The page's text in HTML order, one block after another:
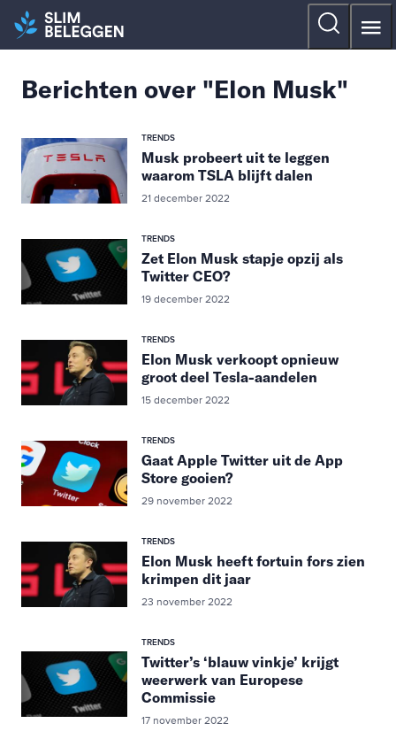
Berichten over "Elon Musk"
TRENDS
Musk probeert uit te leggen
waarom TSLA blijft dalen
21 december 2022
TRENDS
Zet Elon Musk stapje opzij als
Twitter CEO?
19 december 2022
TRENDS
Elon Musk verkoopt opnieuw
groot deel Tesla-aandelen
15 december 2022
TRENDS
Gaat Apple Twitter uit de App
Store gooien?
29 november 2022
TRENDS
Elon Musk heeft fortuin fors zien
krimpen dit jaar
23 november 2022
TRENDS
Twitter’s ‘blauw vinkje’ krijgt
weerwerk van Europese
Commissie
17 november 2022